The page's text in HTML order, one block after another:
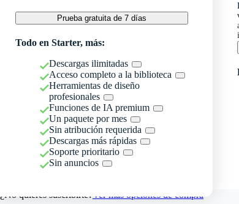
Prueba gratuita de 7 días
Todo en Starter, más:
Descargas ilimitadas
Acceso completo a la biblioteca
Herramientas de diseño
profesionales
Funciones de IA premium
Un paquete por mes
Sin atribución requerida
Descargas más rápidas
Soporte prioritario
Sin anuncios
¿No quieres suscribirte?Ver más opciones de compra